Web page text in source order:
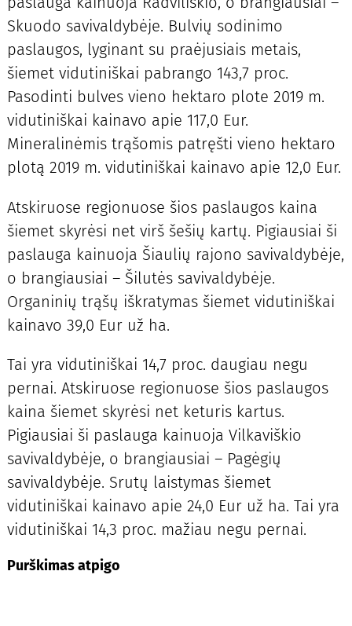
Skuodo savivaldybėje. Bulvių sodinimo
paslaugos, lyginant su praėjusiais metais,
šiemet vidutiniškai pabrango 143,7 proc.
Pasodinti bulves vieno hektaro plote 2019 m.
vidutiniškai kainavo apie 117,0 Eur.
Mineralinėmis trąšomis patręšti vieno hektaro
plotą 2019 m. vidutiniškai kainavo apie 12,0 Eur.
Atskiruose regionuose šios paslaugos kaina
šiemet skyrėsi net virš šešių kartų. Pigiausiai ši
paslauga kainuoja Šiaulių rajono savivaldybėje,
o brangiausiai – Šilutės savivaldybėje.
Organinių trąšų iškratymas šiemet vidutiniškai
kainavo 39,0 Eur už ha.
Tai yra vidutiniškai 14,7 proc. daugiau negu
pernai. Atskiruose regionuose šios paslaugos
kaina šiemet skyrėsi net keturis kartus.
Pigiausiai ši paslauga kainuoja Vilkaviškio
savivaldybėje, o brangiausiai – Pagėgių
savivaldybėje. Srutų laistymas šiemet
vidutiniškai kainavo apie 24,0 Eur už ha. Tai yra
vidutiniškai 14,3 proc. mažiau negu pernai.
Purškimas atpigo